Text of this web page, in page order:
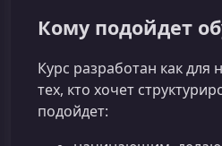
Кому подойдет
Курс разработан как для
тех, кто хочет
подойдет: